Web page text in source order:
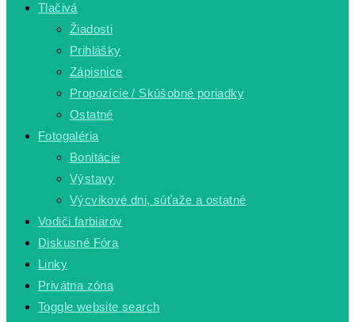
Tlačivá
Žiadosti
Prihlášky
Zápisnice
Propozície / Skúšobné poriadky
Ostatné
Fotogaléria
Bonitácie
Výstavy
Výcvikové dni, súťaže a ostatné
Vodiči farbiarov
Diskusné Fóra
Linky
Privátna zóna
Toggle website search